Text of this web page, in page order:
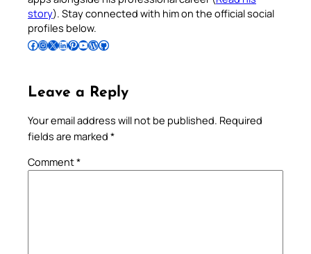
story). Stay connected with him on the official social
profiles below.
Follow Pradeep on Facebook Follow Pradeep on InstagramFollow Pradeep on X Follow Pradeep on LinkedIn Follow Pradeep on Pinterest Subscribe to Pradeep’s Youtube Channel Follow Pradeep on WordPress Follow Pradeep on GitHub
Leave a Reply
Your email address will not be published. Required
fields are marked *
Comment*